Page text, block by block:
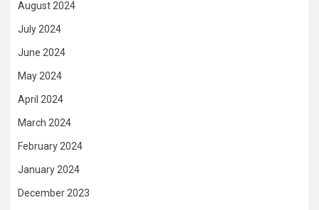
August 2024
July 2024
June 2024
May 2024
April 2024
March 2024
February 2024
January 2024
December 2023